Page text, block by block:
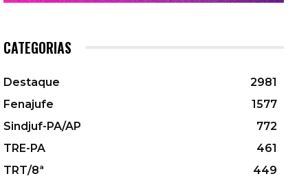
CATEGORIAS
Destaque
2981
Fenajufe
1577
Sindjuf-PA/AP
772
TRE-PA
461
TRT/8ª
449